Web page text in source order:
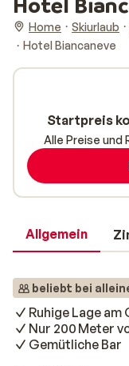
Home Skiurlaub
Hotel Biancaneve
Allgemein
beliebt bei
Ruhige Lage
Nur 200 Meter
Gemütliche Bar
Startpreis
Alle Preise und